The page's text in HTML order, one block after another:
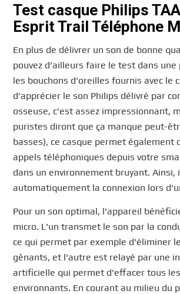
Test casque Philips
Esprit Trail Téléphone
En plus de délivrer un son de bonne
pouvez d’ailleurs faire le test dans une
les bouchons d’oreilles fournis avec le
d’apprécier le son Philips délivré par
osseuse, c’est assez impressionnant,
puristes diront que ça manque peut-
basses), ce casque permet également
appels téléphoniques depuis votre
dans un environnement bruyant. Ainsi,
automatiquement la connexion lors
Pour un son optimal, l’appareil
micro. L’un transmet le son par la
ce qui permet par exemple d’éliminer
gênants, et l’autre est relayé par une
artificielle qui permet d’effacer tous
environnants. En courant au milieu du